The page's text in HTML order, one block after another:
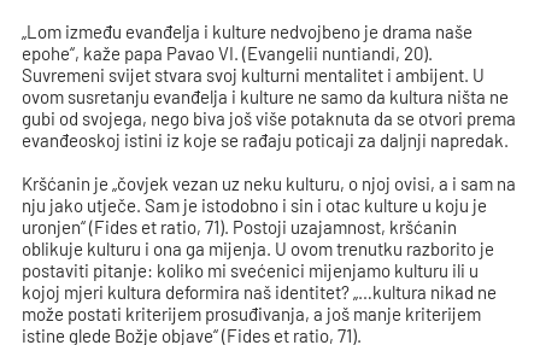
„Lom između evanđelja i kulture nedvojbeno je drama naše
epohe“, kaže papa Pavao VI. (Evangelii nuntiandi, 20).
Suvremeni svijet stvara svoj kulturni mentalitet i ambijent. U
ovom susretanju evanđelja i kulture ne samo da kultura ništa ne
gubi od svojega, nego biva još više potaknuta da se otvori prema
evanđeoskoj istini iz koje se rađaju poticaji za daljnji napredak.
Kršćanin je „čovjek vezan uz neku kulturu, o njoj ovisi, a i sam na
nju jako utječe. Sam je istodobno i sin i otac kulture u koju je
uronjen“ (Fides et ratio, 71). Postoji uzajamnost, kršćanin
oblikuje kulturu i ona ga mijenja. U ovom trenutku razborito je
postaviti pitanje: koliko mi svećenici mijenjamo kulturu ili u
kojoj mjeri kultura deformira naš identitet? „…kultura nikad ne
može postati kriterijem prosuđivanja, a još manje kriterijem
istine glede Božje objave“ (Fides et ratio, 71).